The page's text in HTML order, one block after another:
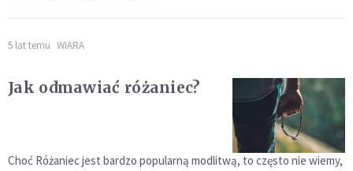
5 lat temu WIARA
Jak odmawiać różaniec?
Choć Różaniec jest bardzo popularną modlitwą, to często nie wiemy,